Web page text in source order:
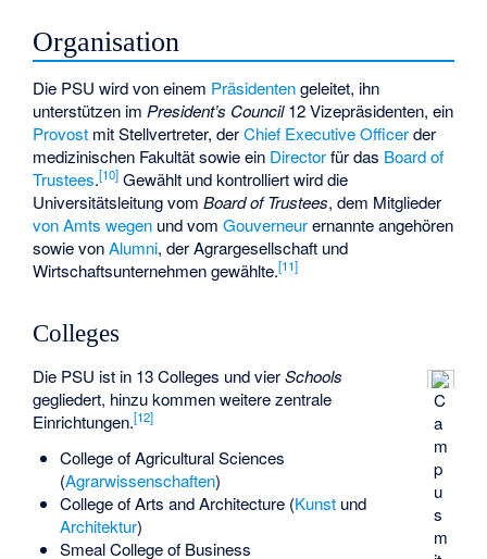
Organisation
Die PSU wird von einem Präsidentengeleitet, ihn
unterstützen im President’s Council12 Vizepräsidenten, ein
Provost mit Stellvertreter, derChief Executive Officerder
medizinischen Fakultät sowie ein Directorfür das Board of
Trustees.[10] Gewählt und kontrolliert wird die
Universitätsleitung vomBoard of Trustees, dem Mitglieder
von Amts wegen und vomGouverneurernannte angehören
sowie vonAlumni, der Agrargesellschaft und
Wirtschaftsunternehmen gewählte.[11]
Colleges
C
a
m
p
u
s
m
Die PSU ist in 13 Colleges und vierSchools
gegliedert, hinzu kommen weitere zentrale
Einrichtungen.[12]
College of Agricultural Sciences
(Agrarwissenschaften)
College of Arts and Architecture (Kunstund
Architektur)
Smeal College of Business